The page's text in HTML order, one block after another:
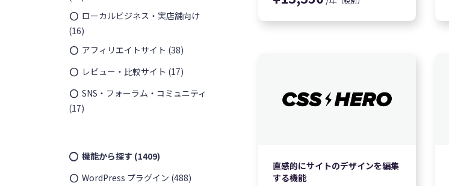
ローカルビジネス・実店舗向け
(16)
アフィリエイトサイト (38)
レビュー・比較サイト (17)
SNS・フォーラム・コミュニティ
(17)
機能から探す (1409)
WordPress プラグイン (488)
直感的にサイトのデザインを編集
する機能